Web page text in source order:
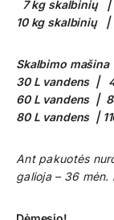
7 kg skalbinių
10 kg skalbinių |
Skalbimo mašina
30 L vandens |
60 L vandens |
80 L vandens |
Ant pakuotės
galioja – 36 mėn.